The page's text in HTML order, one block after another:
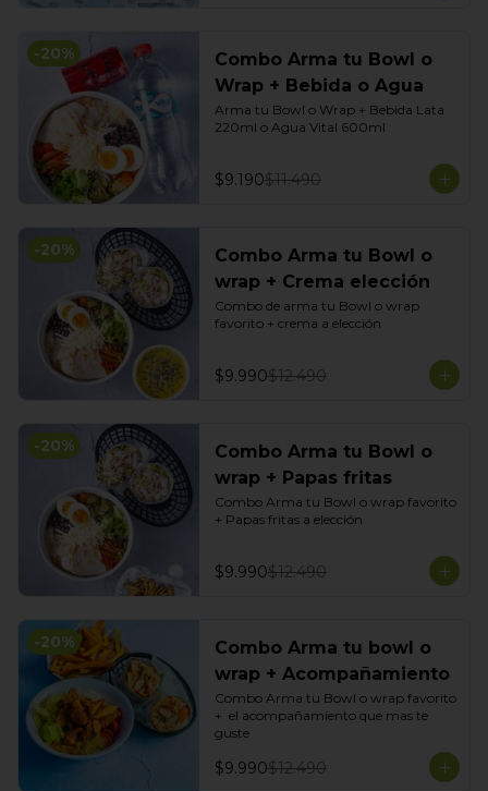
-20%
Combo Arma tu Bowl o
Wrap + Bebida o Agua
Arma tu Bowl o Wrap + Bebida Lata
220ml o Agua Vital 600ml
$9.190$11.490
-20%
Combo Arma tu Bowl o
wrap + Crema elección
Combo de arma tu Bowl o wrap
favorito + crema a elección
$9.990$12.490
-20%
Combo Arma tu Bowl o
wrap + Papas fritas
Combo Arma tu Bowl o wrap favorito
+ Papas fritas a elección
$9.990$12.490
-20%
Combo Arma tu bowl o
wrap + Acompañamiento
Combo Arma tu Bowl o wrap favorito
+  el acompañamiento que mas te
guste
$9.990$12.490